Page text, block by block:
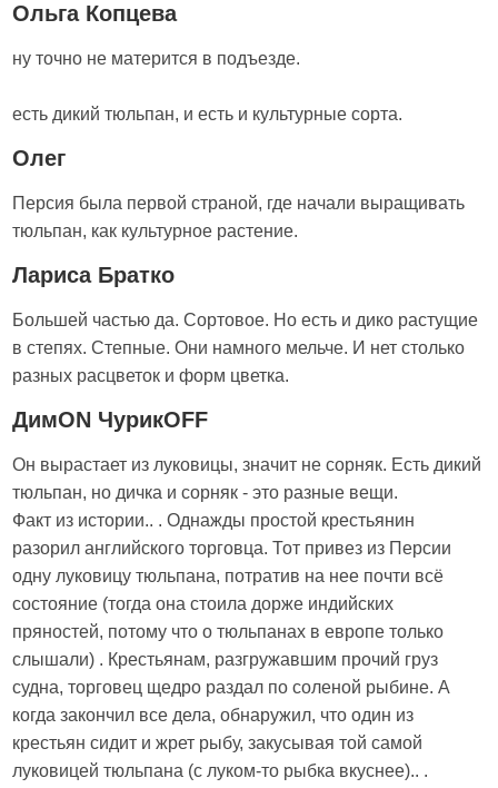
Ольга Копцева
ну точно не матерится в подъезде.
есть дикий тюльпан, и есть и культурные сорта.
Олег
Персия была первой страной, где начали выращивать
тюльпан, как культурное растение.
Лариса Братко
Большей частью да. Сортовое. Но есть и дико растущие
в степях. Степные. Они намного мельче. И нет столько
разных расцветок и форм цветка.
ДимON ЧурикOFF
Он вырастает из луковицы, значит не сорняк. Есть дикий
тюльпан, но дичка и сорняк - это разные вещи.
Факт из истории.. . Однажды простой крестьянин
разорил английского торговца. Тот привез из Персии
одну луковицу тюльпана, потратив на нее почти всё
состояние (тогда она стоила дорже индийских
пряностей, потому что о тюльпанах в европе только
слышали) . Крестьянам, разгружавшим прочий груз
судна, торговец щедро раздал по соленой рыбине. А
когда закончил все дела, обнаружил, что один из
крестьян сидит и жрет рыбу, закусывая той самой
луковицей тюльпана (с луком-то рыбка вкуснее).. .